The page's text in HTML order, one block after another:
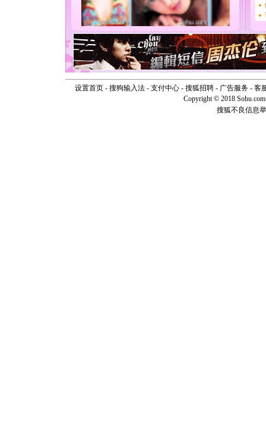
能正大
天都要快
[圣诞节]
如意,快
[元旦]看
断电。爱
你是我专
起；二是
离。水晶
[元旦]当
泣，这痛
设置首页- 搜狗输入法- 支付中心- 搜狐招聘- 广告服务- 客
Copyright © 2018
搜狐不良信息